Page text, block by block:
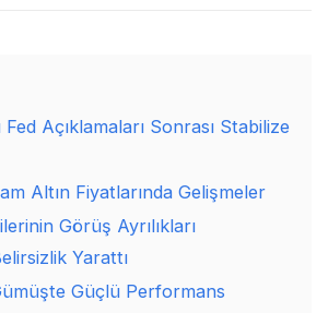
Fed Açıklamaları Sonrası Stabilize
Altın Fiyatlarında Gelişmeler
Görüş Ayrılıkları
Yarattı
Güçlü Performans